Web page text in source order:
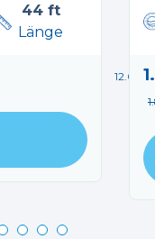
44 ft
Länge